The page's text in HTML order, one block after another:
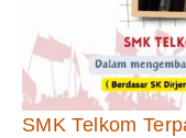
SMK Telkom